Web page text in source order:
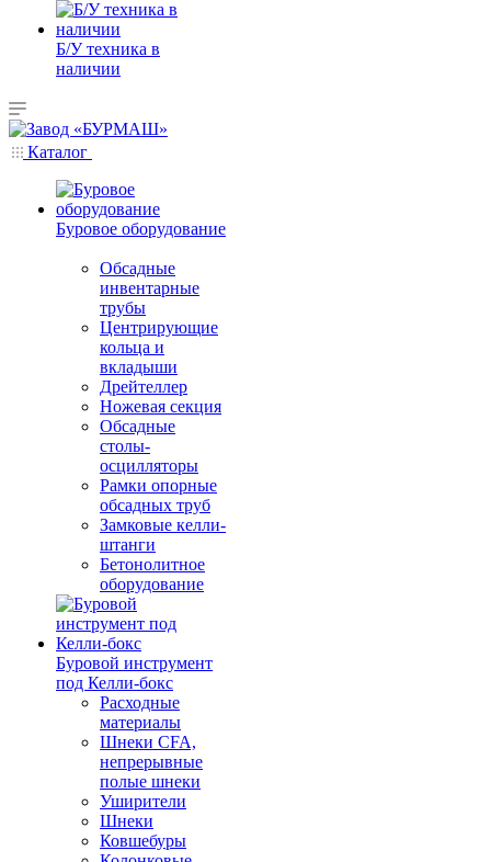
Б/У техника в
наличии
Каталог
Буровое оборудование
Обсадные
инвентарные
трубы
Центрирующие
кольца и
вкладыши
Дрейтеллер
Ножевая секция
Обсадные
столы-
осцилляторы
Рамки опорные
обсадных труб
Замковые келли-
штанги
Бетонолитное
оборудование
Буровой инструмент
под Келли-бокс
Расходные
материалы
Шнеки CFA,
непрерывные
полые шнеки
Уширители
Шнеки
Ковшебуры